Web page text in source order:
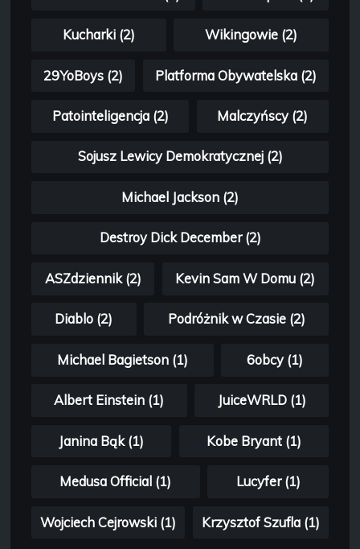
Kucharki (2) Wikingowie (2)
29YoBoys (2) Platforma Obywatelska (2)
Patointeligencja (2) Malczyńscy (2)
Sojusz Lewicy Demokratycznej (2)
Michael Jackson (2)
Destroy Dick December (2)
ASZdziennik (2) Kevin Sam W Domu (2)
Diablo (2) Podróżnik w Czasie (2)
Michael Bagietson (1) 6obcy (1)
Albert Einstein (1) JuiceWRLD (1)
Janina Bąk (1) Kobe Bryant (1)
Medusa Official (1) Lucyfer (1)
Wojciech Cejrowski (1) Krzysztof Szufla (1)